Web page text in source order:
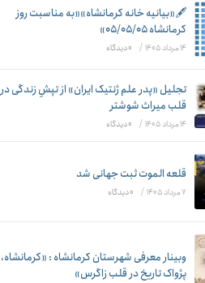
🖋️«بیانیه خانه کرمانشاه»«به مناسبت روز
کرمانشاه ۰۵/۰۵/۰۵»
14 مرداد 1405 / ۰ دیدگاه
تجلیل «پدر علم ژنتیک ایران» از تپشِ زندگی در
قلب میراث شوشتر
14 مرداد 1405 / ۰ دیدگاه
قلعه الموت ثبت جهانی شد
7 مرداد 1405 / ۰ دیدگاه
وبینار معرفی شهرستان کرمانشاه : «کرمانشاه،
پژواک تاریخ در قلب زاگرس»